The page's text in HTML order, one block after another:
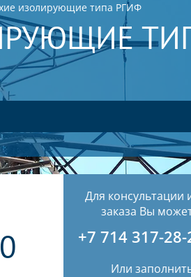
изолирующие типа РГИФ
Для
заказа Вы
+7 714 317-28-
Или